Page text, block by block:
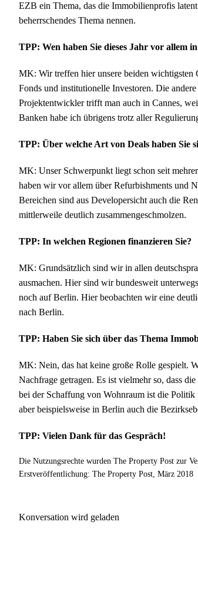
EZB ein Thema, das die Immobilienprofis
beherrschendes Thema nennen.
TPP: Wen haben Sie dieses Jahr vor allem
MK: Wir treffen hier unsere beiden wichtigsten
Fonds und institutionelle Investoren. Die
Projektentwickler trifft man auch in Cannes,
Banken habe ich übrigens trotz aller
TPP: Über welche Art von Deals haben Sie
MK: Unser Schwerpunkt liegt schon seit
haben wir vor allem über Refurbishments und
Bereichen sind aus Developersicht auch die
mittlerweile deutlich zusammengeschmolzen.
TPP: In welchen Regionen finanzieren Sie?
MK: Grundsätzlich sind wir in allen
ausmachen. Hier sind wir bundesweit
noch auf Berlin. Hier beobachten wir eine
nach Berlin.
TPP: Haben Sie sich über das Thema
MK: Nein, das hat keine große Rolle gespielt.
Nachfrage getragen. Es ist vielmehr so, dass
bei der Schaffung von Wohnraum ist die
aber beispielsweise in Berlin auch die
TPP: Vielen Dank für das Gespräch!
Die Nutzungsrechte wurden The Property Post zur
Erstveröffentlichung: The Property Post, März 2018
Konversation wird geladen